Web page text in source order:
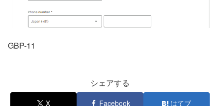
GBP-11
シェアする
X Facebook はてブ